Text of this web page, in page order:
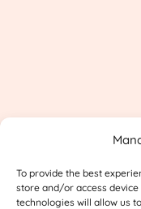
To provide the best
store and/or access
technologies will allow us